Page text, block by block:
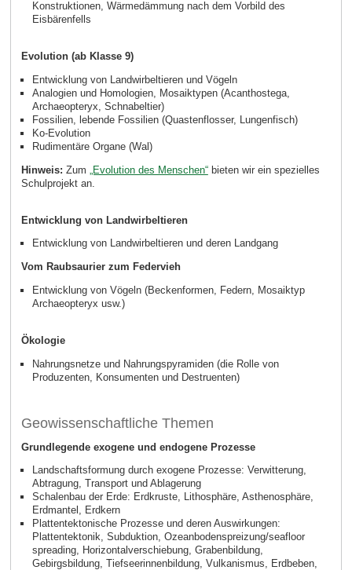
Konstruktionen, Wärmedämmung nach dem Vorbild des
Eisbärenfells
Evolution (ab Klasse 9)
Entwicklung von Landwirbeltieren und Vögeln
Analogien und Homologien, Mosaiktypen (Acanthostega,
Archaeopteryx, Schnabeltier)
Fossilien, lebende Fossilien (Quastenflosser, Lungenfisch)
Ko-Evolution
Rudimentäre Organe (Wal)
Hinweis: Zum „Evolution des Menschen“bieten wir ein spezielles
Schulprojekt an.
Entwicklung von Landwirbeltieren
Entwicklung von Landwirbeltieren und deren Landgang
Vom Raubsaurier zum Federvieh
Entwicklung von Vögeln (Beckenformen, Federn, Mosaiktyp
Archaeopteryx usw.)
Ökologie
Nahrungsnetze und Nahrungspyramiden (die Rolle von
Produzenten, Konsumenten und Destruenten)
Geowissenschaftliche Themen
Grundlegende exogene und endogene Prozesse
Landschaftsformung durch exogene Prozesse: Verwitterung,
Abtragung, Transport und Ablagerung
Schalenbau der Erde: Erdkruste, Lithosphäre, Asthenosphäre,
Erdmantel, Erdkern
Plattentektonische Prozesse und deren Auswirkungen:
Plattentektonik, Subduktion, Ozeanbodenspreizung/seafloor
spreading, Horizontalverschiebung, Grabenbildung,
Gebirgsbildung, Tiefseerinnenbildung, Vulkanismus, Erdbeben,